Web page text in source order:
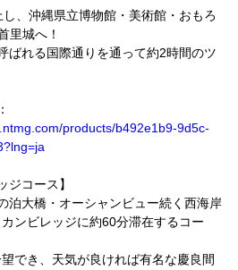
、沖縄県立博物館・美術館・おもろ
里城へ！
ばれる国際通りを通って約2時間のツ
products/b492e1b9-9d5c-
ジコース】
泊大橋・オーシャンビュー続く西海岸
ンビレッジに約60分滞在するコー
でき、天気が良ければ有名な慶良間